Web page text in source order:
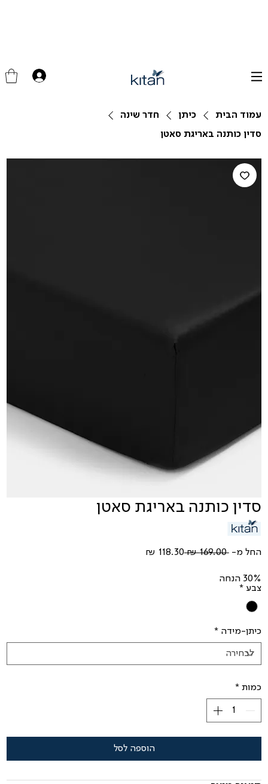
עמוד הבית כיתן
חדר שינה
סדין כותנה באריגת סאטן
סדין כותנה באריגת סאטן
החל מ- ‏169.00 ‏₪
מחיר‏118.30 ‏₪
30% הנחה
צבע *
כיתן-מידה *
כמות *
הוספה לסל